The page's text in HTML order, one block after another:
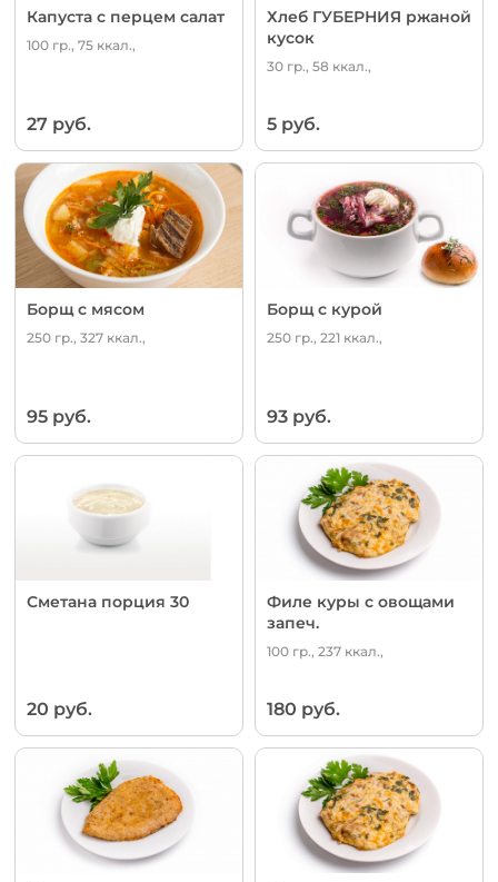
Капуста с перцем салат
100 гр., 75 ккал.,
27 руб.
Хлеб ГУБЕРНИЯ ржаной
кусок
30 гр., 58 ккал.,
5 руб.
Борщ с мясом
250 гр., 327 ккал.,
95 руб.
Борщ с курой
250 гр., 221 ккал.,
93 руб.
Сметана порция 30
20 руб.
Филе куры с овощами
запеч.
100 гр., 237 ккал.,
180 руб.